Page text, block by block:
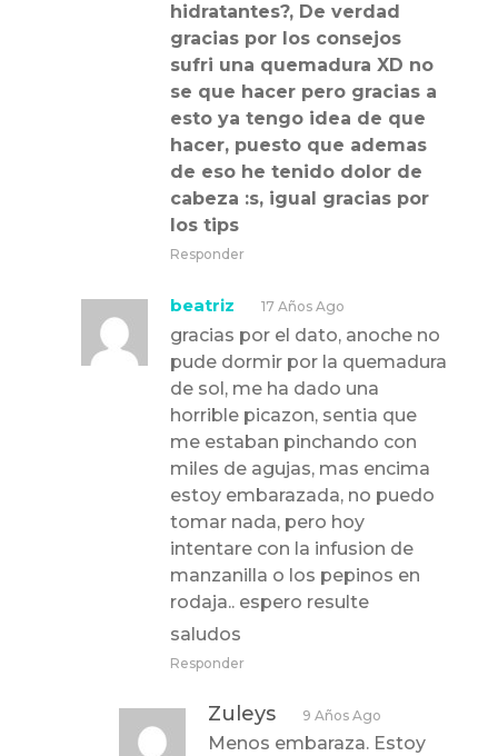
hidratantes?, De verdad
gracias por los consejos
sufri una quemadura XD no
se que hacer pero gracias a
esto ya tengo idea de que
hacer, puesto que ademas
de eso he tenido dolor de
cabeza :s, igual gracias por
los tips
Responder
beatriz 17 Años Ago
gracias por el dato, anoche no
pude dormir por la quemadura
de sol, me ha dado una
horrible picazon, sentia que
me estaban pinchando con
miles de agujas, mas encima
estoy embarazada, no puedo
tomar nada, pero hoy
intentare con la infusion de
manzanilla o los pepinos en
rodaja.. espero resulte
saludos
Responder
Zuleys 9 Años Ago
Menos embaraza. Estoy